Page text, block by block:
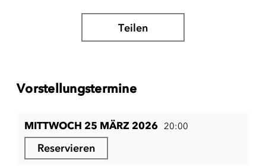
Teilen
Vorstellungstermine
MITTWOCH 25 MÄRZ 2026 20:00
Reservieren